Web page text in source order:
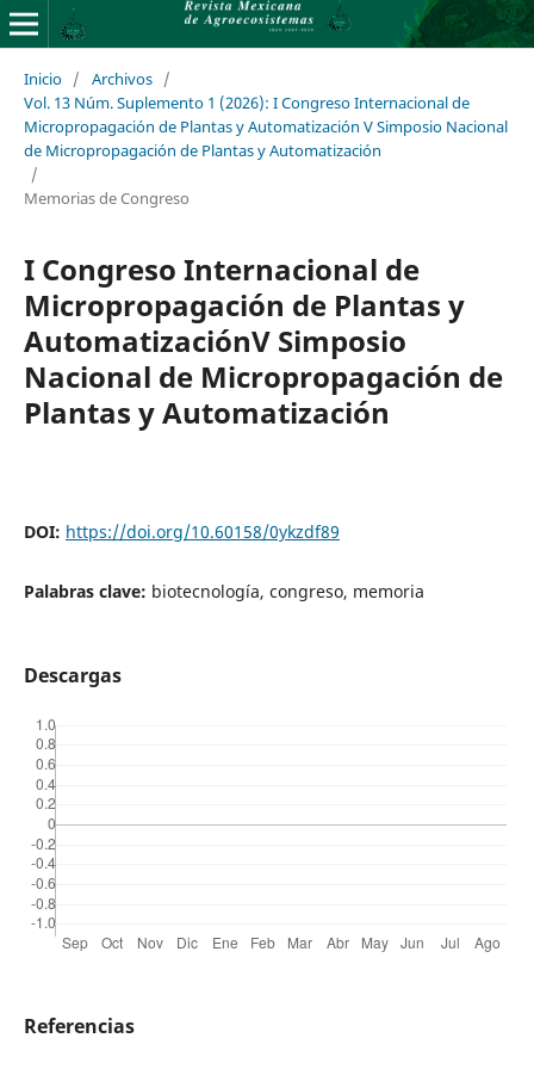
Inicio / Archivos /
Vol. 13 Núm. Suplemento 1 (2026): I Congreso Internacional de
Micropropagación de Plantas y Automatización V Simposio Nacional
de Micropropagación de Plantas y Automatización
/
Memorias de Congreso
I Congreso Internacional de
Micropropagación de Plantas y
AutomatizaciónV Simposio
Nacional de Micropropagación de
Plantas y Automatización
DOI: https://doi.org/10.60158/0ykzdf89
Palabras clave: biotecnología, congreso, memoria
Descargas
Referencias